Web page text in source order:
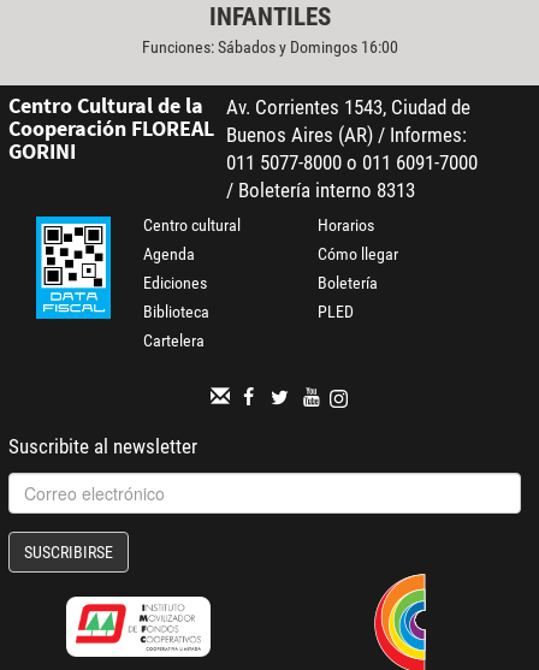
INFANTILES
Funciones: Sábados y Domingos 16:00
Centro Cultural de la
Cooperación FLOREAL
GORINI
Av. Corrientes 1543, Ciudad de
Buenos Aires (AR) / Informes:
011 5077-8000 o 011 6091-7000
/ Boletería interno 8313
Centro cultural
Agenda
Ediciones
Biblioteca
Cartelera
Horarios
Cómo llegar
Boletería
PLED
Suscribite al newsletter
SUSCRIBIRSE